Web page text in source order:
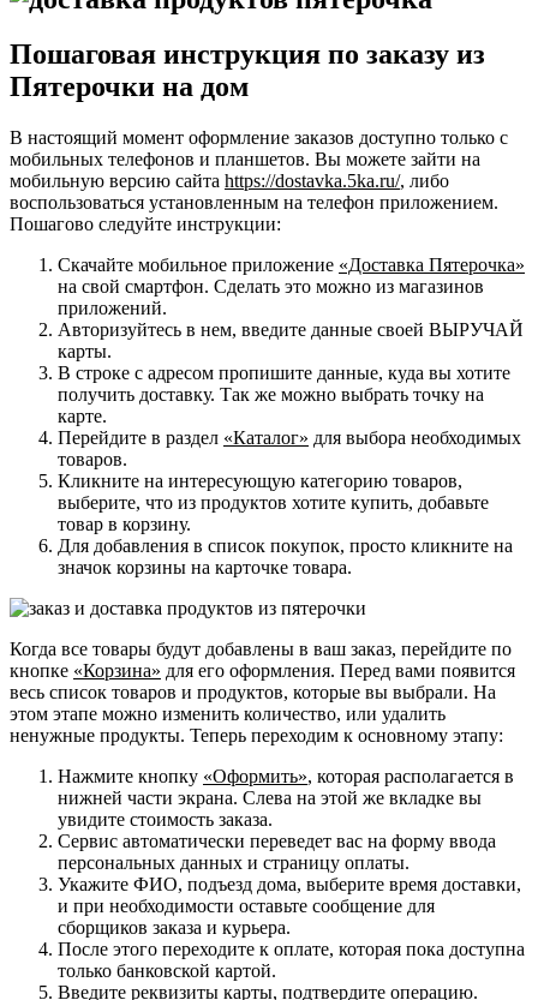
Пошаговая инструкция по заказу из
Пятерочки на дом
В настоящий момент оформление заказов доступно только с
мобильных телефонов и планшетов. Вы можете зайти на
мобильную версию сайта https://dostavka.5ka.ru/, либо
воспользоваться установленным на телефон приложением.
Пошагово следуйте инструкции:
Скачайте мобильное приложение «Доставка Пятерочка»
на свой смартфон. Сделать это можно из магазинов
приложений.
Авторизуйтесь в нем, введите данные своей ВЫРУЧАЙ
карты.
В строке с адресом пропишите данные, куда вы хотите
получить доставку. Так же можно выбрать точку на
карте.
Перейдите в раздел «Каталог» для выбора необходимых
товаров.
Кликните на интересующую категорию товаров,
выберите, что из продуктов хотите купить, добавьте
товар в корзину.
Для добавления в список покупок, просто кликните на
значок корзины на карточке товара.
Когда все товары будут добавлены в ваш заказ, перейдите по
кнопке «Корзина» для его оформления. Перед вами появится
весь список товаров и продуктов, которые вы выбрали. На
этом этапе можно изменить количество, или удалить
ненужные продукты. Теперь переходим к основному этапу:
Нажмите кнопку «Оформить», которая располагается в
нижней части экрана. Слева на этой же вкладке вы
увидите стоимость заказа.
Сервис автоматически переведет вас на форму ввода
персональных данных и страницу оплаты.
Укажите ФИО, подъезд дома, выберите время доставки,
и при необходимости оставьте сообщение для
сборщиков заказа и курьера.
После этого переходите к оплате, которая пока доступна
только банковской картой.
Введите реквизиты карты, подтвердите операцию.